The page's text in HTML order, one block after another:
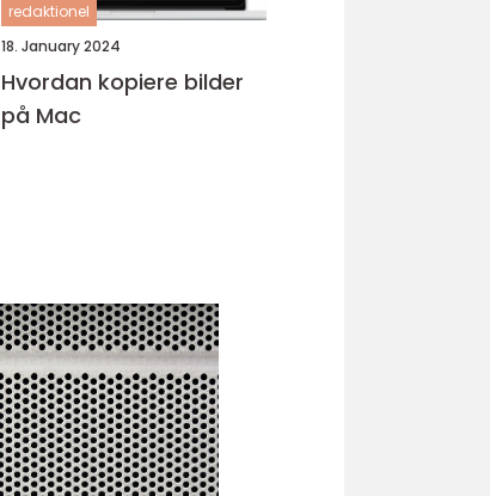
redaktionel
18. January 2024
Hvordan kopiere bilder
på Mac